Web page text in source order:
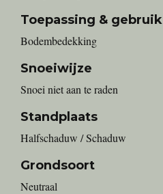
Toepassing & gebruik
Bodembedekking
Snoeiwijze
Snoei niet aan te raden
Standplaats
Halfschaduw / Schaduw
Grondsoort
Neutraal